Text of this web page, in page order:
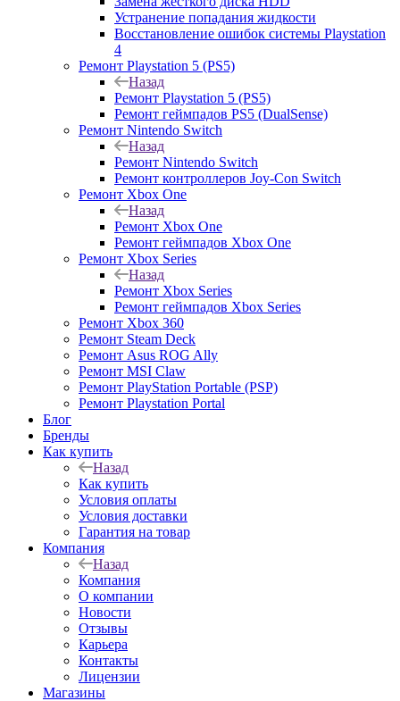
Устранение попадания жидкости
Восстановление ошибок системы Playstation
4
Ремонт Playstation 5 (PS5)
Назад
Ремонт Playstation 5 (PS5)
Ремонт геймпадов PS5 (DualSense)
Ремонт Nintendo Switch
Назад
Ремонт Nintendo Switch
Ремонт контроллеров Joy-Con Switch
Ремонт Xbox One
Назад
Ремонт Xbox One
Ремонт геймпадов Xbox One
Ремонт Xbox Series
Назад
Ремонт Xbox Series
Ремонт геймпадов Xbox Series
Ремонт Xbox 360
Ремонт Steam Deck
Ремонт Asus ROG Ally
Ремонт MSI Claw
Ремонт PlayStation Portable (PSP)
Ремонт Playstation Portal
Блог
Бренды
Как купить
Назад
Как купить
Условия оплаты
Условия доставки
Гарантия на товар
Компания
Назад
Компания
О компании
Новости
Отзывы
Карьера
Контакты
Лицензии
Магазины